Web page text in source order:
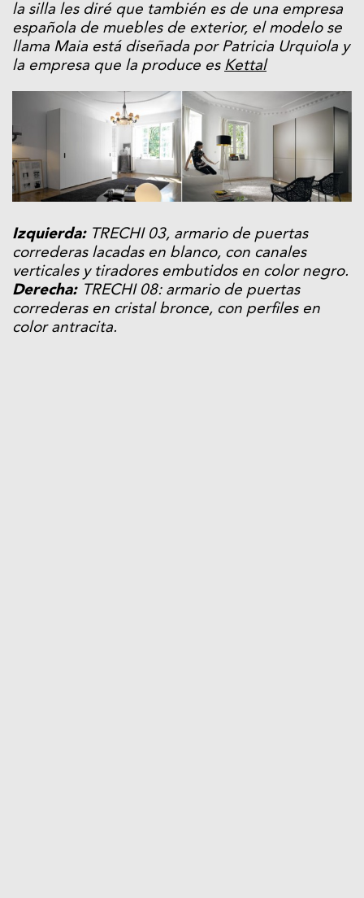
la silla les diré que también es de una empresa
española de muebles de exterior, el modelo se
llama Maia está diseñada por Patricia Urquiola y
la empresa que la produce es Kettal
Izquierda:TRECHI 03, armario de puertas
correderas lacadas en blanco, con canales
verticales y tiradores embutidos en color negro.
Derecha: TRECHI 08: armario de puertas
correderas en cristal bronce, con perfiles en
color antracita.